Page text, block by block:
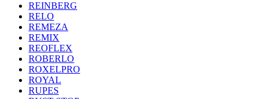
REINBERG
RELO
REMEZA
REMIX
REOFLEX
ROBERLO
ROXELPRO
ROYAL
RUPES